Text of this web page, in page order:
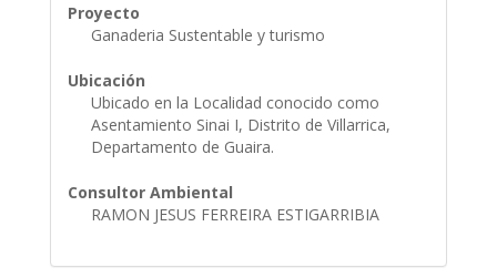
Proyecto
Ganaderia Sustentable y turismo
Ubicación
Ubicado en la Localidad conocido como
Asentamiento Sinai I, Distrito de Villarrica,
Departamento de Guaira.
Consultor Ambiental
RAMON JESUS FERREIRA ESTIGARRIBIA